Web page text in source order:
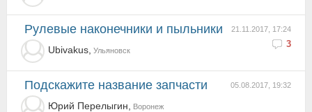
21.11.2017, 17:24
3
Рулевые наконечники и пыльники
Ubivakus, Ульяновск
05.08.2017, 19:32
Подскажите название запчасти
Юрий Перелыгин, Воронеж